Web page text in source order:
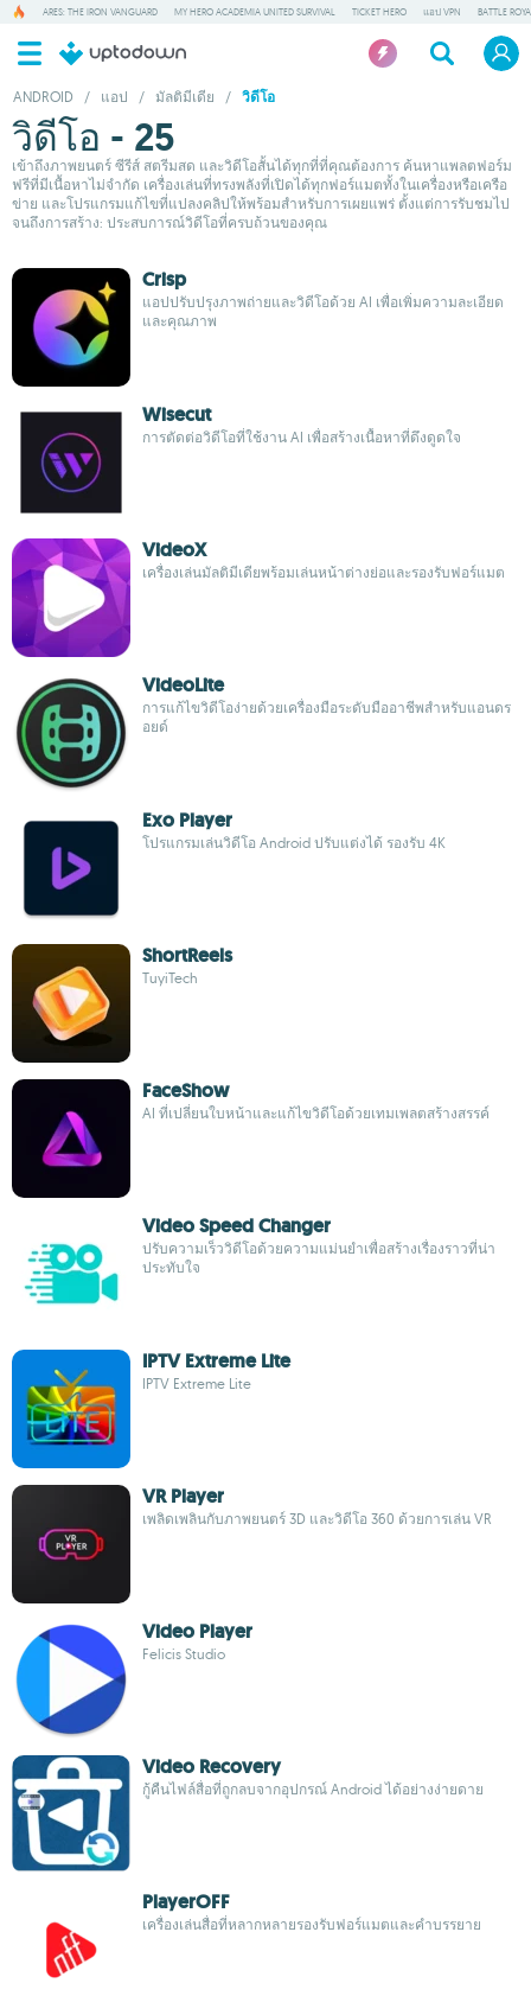
ARES: THE IRON VANGUARD MY HERO ACADEMIA UNITED SURVIVAL TICKET HERO แอป VPN BATTLE
ANDROID / แอป / มัลติมีเดีย / วิดีโอ
วิดีโอ - 25
เข้าถึงภาพยนตร์ ซีรีส์ สตรีมสด และวิดีโอสั้นได้ทุกที่ที่คุณต้องการ ค้นหาแพลตฟอร์ม
ฟรีที่มีเนื้อหาไม่จำกัด เครื่องเล่นที่ทรงพลังที่เปิดได้ทุกฟอร์แมตทั้งในเครื่องหรือเครือ
ข่าย และโปรแกรมแก้ไขที่แปลงคลิปให้พร้อมสำหรับการเผยแพร่ ตั้งแต่การรับชมไป
จนถึงการสร้าง: ประสบการณ์วิดีโอที่ครบถ้วนของคุณ
Crisp
แอปปรับปรุงภาพถ่ายและวิดีโอด้วย AI เพื่อเพิ่มความละเอียด
และคุณภาพ
Wisecut
การตัดต่อวิดีโอที่ใช้งาน AI เพื่อสร้างเนื้อหาที่ดึงดูดใจ
VideoX
เครื่องเล่นมัลติมีเดียพร้อมเล่นหน้าต่างย่อและรองรับฟอร์แมต
VideoLite
การแก้ไขวิดีโอง่ายด้วยเครื่องมือระดับมืออาชีพสำหรับแอนดร
อยด์
Exo Player
โปรแกรมเล่นวิดีโอ Android ปรับแต่งได้ รองรับ 4K
ShortReels
TuyiTech
FaceShow
AI ที่เปลี่ยนใบหน้าและแก้ไขวิดีโอด้วยเทมเพลตสร้างสรรค์
Video Speed Changer
ปรับความเร็ววิดีโอด้วยความแม่นยำเพื่อสร้างเรื่องราวที่น่า
ประทับใจ
IPTV Extreme Lite
IPTV Extreme Lite
VR Player
เพลิดเพลินกับภาพยนตร์ 3D และวิดีโอ 360 ด้วยการเล่น VR
Video Player
Felicis Studio
Video Recovery
กู้คืนไฟล์สื่อที่ถูกลบจากอุปกรณ์ Android ได้อย่างง่ายดาย
PlayerOFF
เครื่องเล่นสื่อที่หลากหลายรองรับฟอร์แมตและคำบรรยาย